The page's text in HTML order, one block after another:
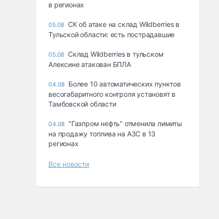
в регионах
05.08 СК об атаке на склад Wildberries в
Тульской области: есть пострадавшие
05.08 Склад Wildberries в тульском
Алексине атакован БПЛА
04.08 Более 10 автоматических пунктов
весогабаритного контроля установят в
Тамбовской области
04.08 "Газпром нефть" отменила лимиты
на продажу топлива на АЗС в 13
регионах
Все новости